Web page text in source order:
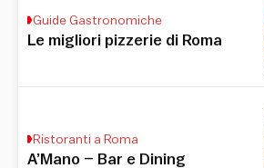
Guide Gastronomiche
Le migliori pizzerie di Roma
Ristoranti a Roma
A’Mano – Bar e Dining